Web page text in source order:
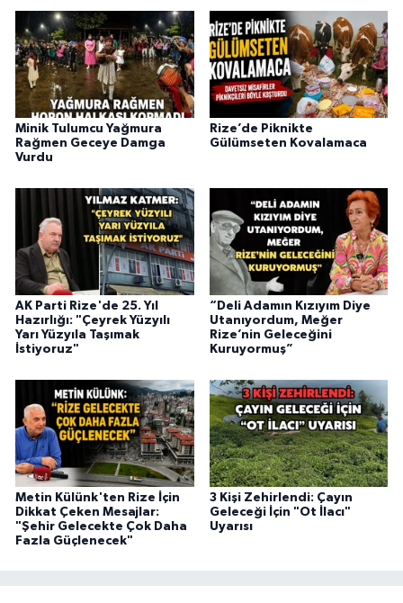
Minik Tulumcu Yağmura
Rağmen Geceye Damga
Vurdu
Rize’de Piknikte
Gülümseten Kovalamaca
AK Parti Rize'de 25. Yıl
Hazırlığı: "Çeyrek Yüzyılı
Yarı Yüzyıla Taşımak
İstiyoruz"
“Deli Adamın Kızıyım Diye
Utanıyordum, Meğer
Rize’nin Geleceğini
Kuruyormuş”
Metin Külünk'ten Rize İçin
Dikkat Çeken Mesajlar:
"Şehir Gelecekte Çok Daha
Fazla Güçlenecek"
3 Kişi Zehirlendi: Çayın
Geleceği İçin "Ot İlacı"
Uyarısı